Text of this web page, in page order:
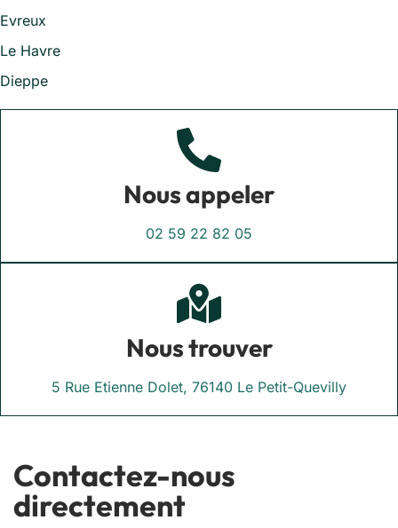
Evreux
Le Havre
Dieppe
Nous appeler
02 59 22 82 05
Nous trouver
5 Rue Etienne Dolet, 76140 Le Petit-Quevilly
Contactez-nous
directement